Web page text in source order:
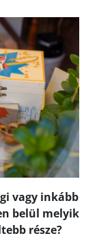
vagy inkább
belül melyik
része?